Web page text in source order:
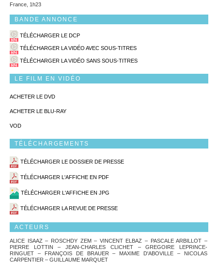
France, 1h23
BANDE ANNONCE
TÉLÉCHARGER LE DCP
TÉLÉCHARGER LA VIDÉO AVEC SOUS-TITRES
TÉLÉCHARGER LA VIDÉO SANS SOUS-TITRES
LE FILM EN VIDÉO
ACHETER LE DVD
ACHETER LE BLU-RAY
VOD
TÉLÉCHARGEMENTS
TÉLÉCHARGER LE DOSSIER DE PRESSE
TÉLÉCHARGER L'AFFICHE EN PDF
TÉLÉCHARGER L'AFFICHE EN JPG
TÉLÉCHARGER LA REVUE DE PRESSE
ACTEURS
ALICE ISAAZ – ROSCHDY ZEM – VINCENT ELBAZ – PASCALE ARBILLOT –
PIERRE LOTTIN – JEAN-CHARLES CLICHET – GREGOIRE LEPRINCE-
RINGUET – FRANÇOIS DE BRAUER – MAXIME D'ABOVILLE – NICOLAS
CARPENTIER – GUILLAUME MARQUET